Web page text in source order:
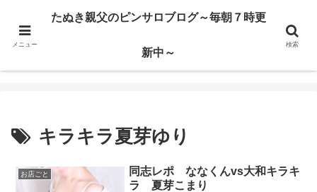
ハードサービス嬢を求めて3000回ピンサロで遊んだ親父
たぬき親父のピンサロブログ～毎朝７時更新中～
キラキラ夏芽ゆり
お店ごと
同志レポ ななくんvs大和キラキ
ラ 夏芽こまり
メニュー
たぬき親父のピンサロブログ～毎朝７時更
新中～
検索